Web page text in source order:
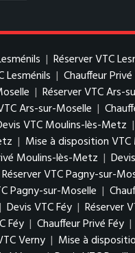
| Réserver VTC
Lesménils | Chauffeur
| Réserver VTC Ars-
Ars-sur-Moselle |
VTC Moulins-lès-Metz |
| Mise à disposition
Moulins-lès-Metz |
Réserver VTC Pagny-sur-
Pagny-sur-Moselle |
| Devis VTC Féy | Réserver
Féy | Chauffeur Privé Féy |
Verny | Mise à